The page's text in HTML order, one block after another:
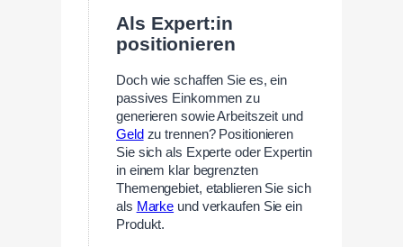
Als Expert:in
positionieren
Doch wie schaffen Sie es, ein
passives Einkommen zu
generieren sowie Arbeitszeit und
Geld zu trennen? Positionieren
Sie sich als Experte oder Expertin
in einem klar begrenzten
Themengebiet, etablieren Sie sich
als Marke und verkaufen Sie ein
Produkt.